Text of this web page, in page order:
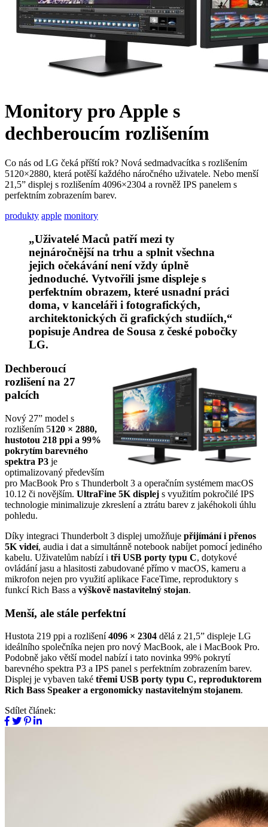
Monitory pro Apple s
dechberoucím rozlišením
Co nás od LG čeká příští rok? Nová sedmadvacítka s rozlišením
5120×2880, která potěší každého náročného uživatele. Nebo menší
21,5” displej s rozlišením 4096×2304 a rovněž IPS panelem s
perfektním zobrazením barev.
produkty apple monitory
„Uživatelé Maců patří mezi ty
nejnáročnější na trhu a splnit všechna
jejich očekávání není vždy úplně
jednoduché. Vytvořili jsme displeje s
perfektním obrazem, které usnadní práci
doma, v kanceláři i fotografických,
architektonických či grafických studiích,“
popisuje Andrea de Sousa z české pobočky
LG.
Dechberoucí
rozlišení na 27
palcích
Nový 27” model s
rozlišením 5120 × 2880,
hustotou 218 ppi a 99%
pokrytím barevného
spektra P3 je
optimalizovaný především
pro MacBook Pro s Thunderbolt 3 a operačním systémem macOS
10.12 či novějším. UltraFine 5K displej s využitím pokročilé IPS
technologie minimalizuje zkreslení a ztrátu barev z jakéhokoli úhlu
pohledu.
Díky integraci Thunderbolt 3 displej umožňuje přijímání i přenos
5K videí, audia i dat a simultánně notebook nabíjet pomocí jediného
kabelu. Uživatelům nabízí i tři USB porty typu C, dotykové
ovládání jasu a hlasitosti zabudované přímo v macOS, kameru a
mikrofon nejen pro využití aplikace FaceTime, reproduktory s
funkcí Rich Bass a výškově nastavitelný stojan.
Menší, ale stále perfektní
Hustota 219 ppi a rozlišení 4096 × 2304 dělá z 21,5” displeje LG
ideálního společníka nejen pro nový MacBook, ale i MacBook Pro.
Podobně jako větší model nabízí i tato novinka 99% pokrytí
barevného spektra P3 a IPS panel s perfektním zobrazením barev.
Displej je vybaven také třemi USB porty typu C, reproduktorem
Rich Bass Speaker a ergonomicky nastavitelným stojanem.
Sdílet článek: